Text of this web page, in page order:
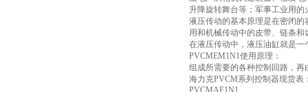
升降旋转舞台等；军事工业用
液压传动的基本原理是在密闭
用和机械传动中的皮带、链条
在液压传动中，液压油缸就是
PVCMEM1N1使用原理：
组成所需要的各种控制回路，
海力克PVCM系列控制器现货表
PVCMAF1N1